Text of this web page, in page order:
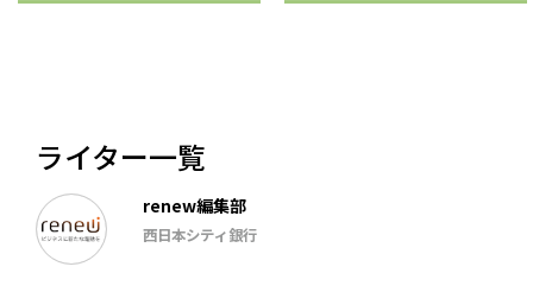
ライター一覧
renew編集部
西日本シティ銀行